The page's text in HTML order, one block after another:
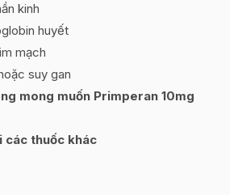
kinh
huyết
mạch
suy gan
mong muốn Primperan 10mg
các thuốc khác